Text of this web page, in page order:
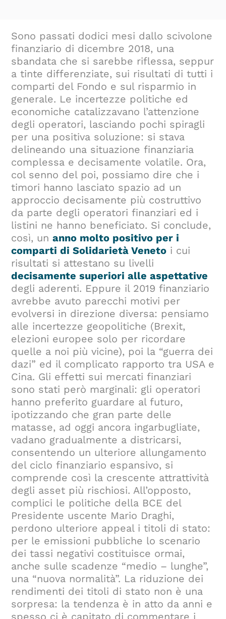
Sono passati dodici mesi dallo scivolone
finanziario di dicembre 2018, una
sbandata che si sarebbe riflessa, seppur
a tinte differenziate, sui risultati di tutti i
comparti del Fondo e sul risparmio in
generale. Le incertezze politiche ed
economiche catalizzavano l’attenzione
degli operatori, lasciando pochi spiragli
per una positiva soluzione: si stava
delineando una situazione finanziaria
complessa e decisamente volatile. Ora,
col senno del poi, possiamo dire che i
timori hanno lasciato spazio ad un
approccio decisamente più costruttivo
da parte degli operatori finanziari ed i
listini ne hanno beneficiato. Si conclude,
così, unanno molto positivo per i
comparti di Solidarietà Veneto i cui
risultati si attestano su livelli
decisamente superiori alle aspettative
degli aderenti. Eppure il 2019 finanziario
avrebbe avuto parecchi motivi per
evolversi in direzione diversa: pensiamo
alle incertezze geopolitiche (Brexit,
elezioni europee solo per ricordare
quelle a noi più vicine), poi la “guerra dei
dazi” ed il complicato rapporto tra USA e
Cina. Gli effetti sui mercati finanziari
sono stati però marginali: gli operatori
hanno preferito guardare al futuro,
ipotizzando che gran parte delle
matasse, ad oggi ancora ingarbugliate,
vadano gradualmente a districarsi,
consentendo un ulteriore allungamento
del ciclo finanziario espansivo, si
comprende così la crescente attrattività
degli asset più rischiosi. All’opposto,
complici le politiche della BCE del
Presidente uscente Mario Draghi,
perdono ulteriore appeal i titoli di stato:
per le emissioni pubbliche lo scenario
dei tassi negativi costituisce ormai,
anche sulle scadenze “medio – lunghe”,
una “nuova normalità”. La riduzione dei
rendimenti dei titoli di stato non è una
sorpresa: la tendenza è in atto da anni e
spesso ci è capitato di commentare i